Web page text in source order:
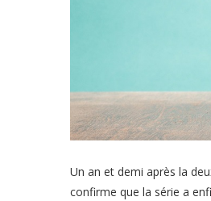
Un an et demi après la
confirme que la série a